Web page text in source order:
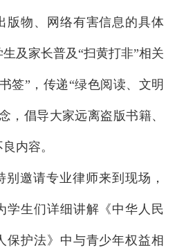
版物、网络有害信息的具体
及家长普及“扫黄打非”相关
签”，传递“绿色阅读、文明
，倡导大家远离盗版书籍、
内容。
别邀请专业律师来到现场，
学生们详细讲解《中华人民
保护法》中与青少年权益相